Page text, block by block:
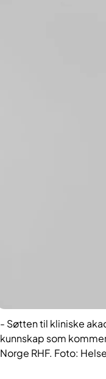
- Søtten til kliniske
kunnskap som
Norge RHF. Foto: